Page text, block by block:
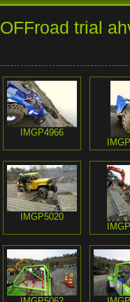
OFFroad trial
IMGP4966
IMGP5020